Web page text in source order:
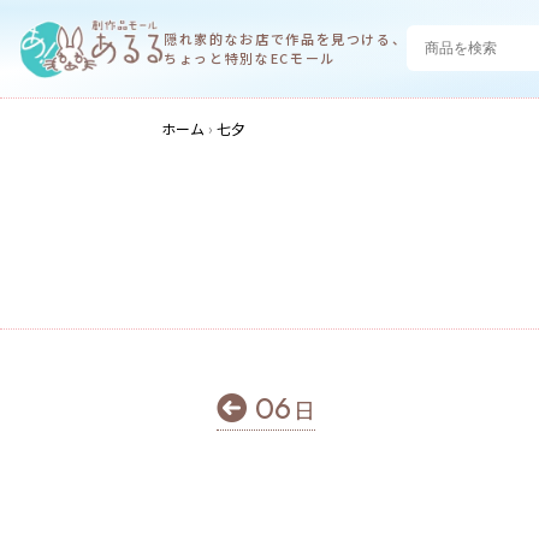
隠れ家的なお店で作品を見つける、
ちょっと特別なECモール
ホーム 七夕
06 日